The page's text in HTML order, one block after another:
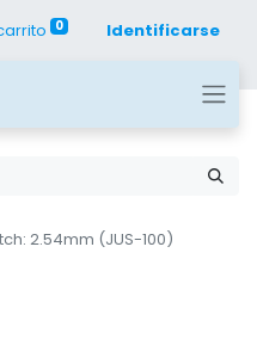
0 Identificarse
2.54mm (JUS-100)